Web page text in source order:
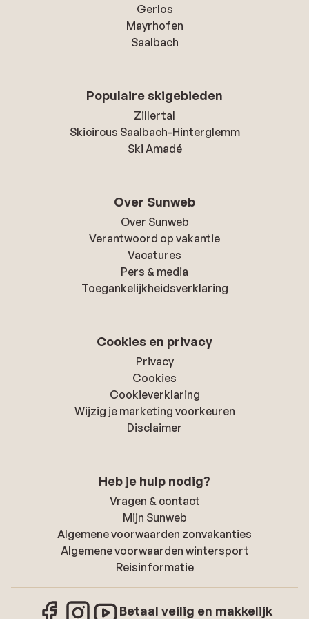
Gerlos
Mayrhofen
Saalbach
Populaire skigebieden
Zillertal
Skicircus Saalbach-Hinterglemm
Ski Amadé
Over Sunweb
Over Sunweb
Verantwoord op vakantie
Vacatures
Pers & media
Toegankelijkheidsverklaring
Cookies en privacy
Privacy
Cookies
Cookieverklaring
Wijzig je marketing voorkeuren
Disclaimer
Heb je hulp nodig?
Vragen & contact
Mijn Sunweb
Algemene voorwaarden zonvakanties
Algemene voorwaarden wintersport
Reisinformatie
Betaal veilig en makkelijk